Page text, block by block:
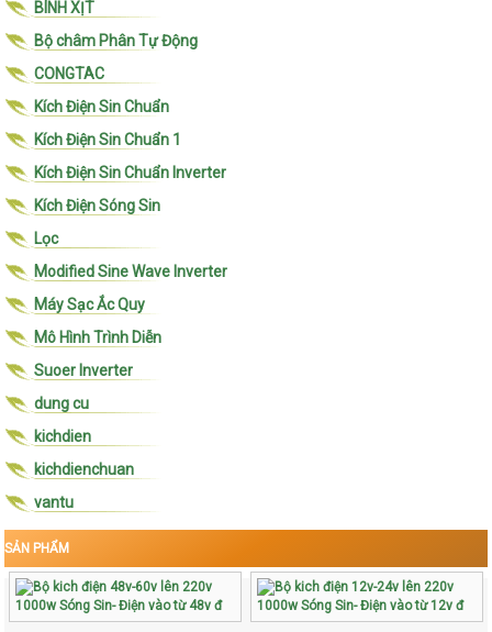
BÌNH XỊT
Bộ châm Phân Tự Động
CONGTAC
Kích Điện Sin Chuẩn
Kích Điện Sin Chuẩn 1
Kích Điện Sin Chuẩn Inverter
Kích Điện Sóng Sin
Lọc
Modified Sine Wave Inverter
Máy Sạc Ắc Quy
Mô Hình Trình Diễn
Suoer Inverter
dung cu
kichdien
kichdienchuan
vantu
SẢN PHẨM